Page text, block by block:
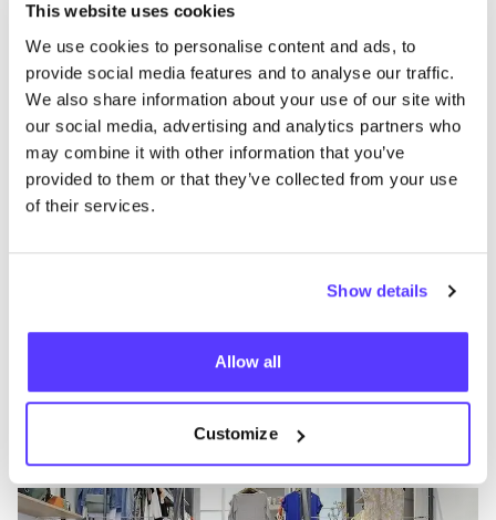
This website uses cookies
We use cookies to personalise content and ads, to
provide social media features and to analyse our traffic.
We also share information about your use of our site with
our social media, advertising and analytics partners who
may combine it with other information that you’ve
provided to them or that they’ve collected from your use
of their services.
Show details
Allow all
Customize
Conscious Fashion Store
Alte Potsdamer Straße 7, Berlin
Vêtements Chaussures +2
BrandMission Amsterdam
Haarlemmerstraat 36, Amsterdam